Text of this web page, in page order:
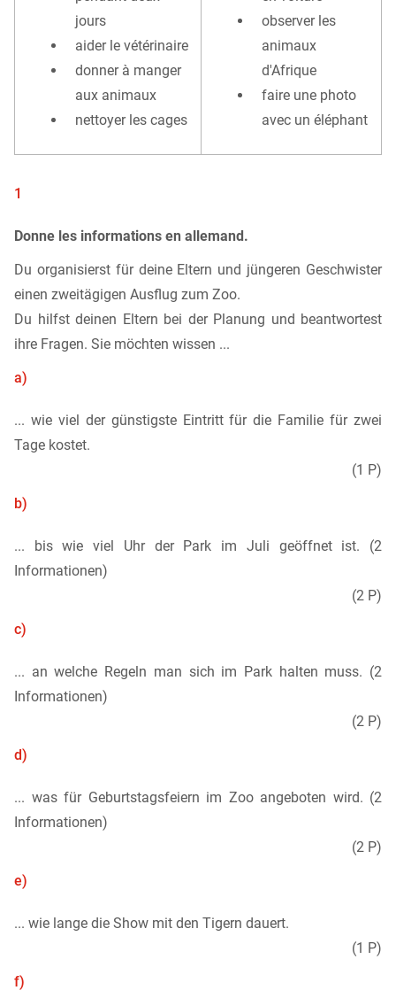
jours
aider le vétérinaire
donner à manger
aux animaux
nettoyer les cages
observer les
animaux
d'Afrique
faire une photo
avec un éléphant
1
Donne les informations en allemand.
Du organisierst für deine Eltern und jüngeren Geschwister
einen zweitägigen Ausflug zum Zoo.
Du hilfst deinen Eltern bei der Planung und beantwortest
ihre Fragen. Sie möchten wissen ...
a)
... wie viel der günstigste Eintritt für die Familie für zwei
Tage kostet.
(1 P)
b)
... bis wie viel Uhr der Park im Juli geöffnet ist. (2
Informationen)
(2 P)
c)
... an welche Regeln man sich im Park halten muss. (2
Informationen)
(2 P)
d)
... was für Geburtstagsfeiern im Zoo angeboten wird. (2
Informationen)
(2 P)
e)
... wie lange die Show mit den Tigern dauert.
(1 P)
f)